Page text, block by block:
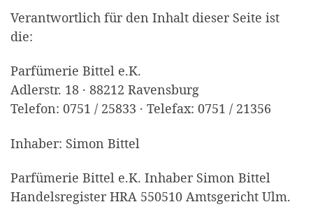
Verantwortlich für den Inhalt dieser Seite ist
die:
Parfümerie Bittel e.K.
Adlerstr. 18 · 88212 Ravensburg
Telefon: 0751 / 25833 · Telefax: 0751 / 21356
Inhaber: Simon Bittel
Parfümerie Bittel e.K. Inhaber Simon Bittel
Handelsregister HRA 550510 Amtsgericht Ulm.